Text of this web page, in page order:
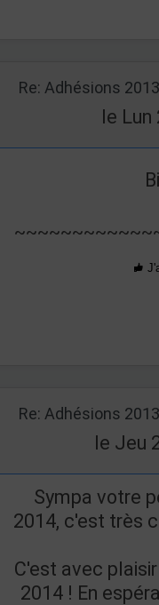
Re: Adhésions 2013
le Lun
Re: Adhésions 2013
le Jeu
Sympa votre
2014, c'est très
C'est avec
2014 ! En